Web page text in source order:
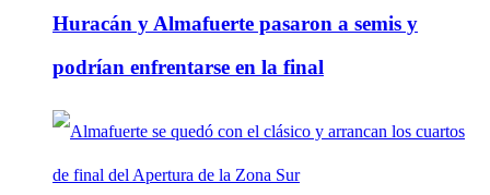
Huracán y Almafuerte pasaron a semis y
podrían enfrentarse en la final